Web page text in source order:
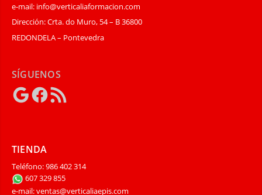
e-mail: info@verticaliaformacion.com
Dirección: Crta. do Muro, 54 – B 36800
REDONDELA – Pontevedra
SÍGUENOS
GoogleFacebook
Feed
RSS
TIENDA
Teléfono: 986 402 314
607 329 855
e-mail: ventas@verticaliaepis.com